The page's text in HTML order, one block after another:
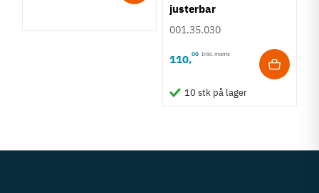
justerbar
001.35.030
110,00 Inkl. moms
10 stk på lager